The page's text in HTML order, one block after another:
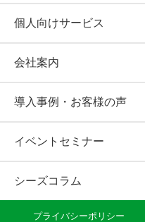
個人向けサービス
会社案内
導入事例・お客様の声
イベントセミナー
シーズコラム
プライバシーポリシー